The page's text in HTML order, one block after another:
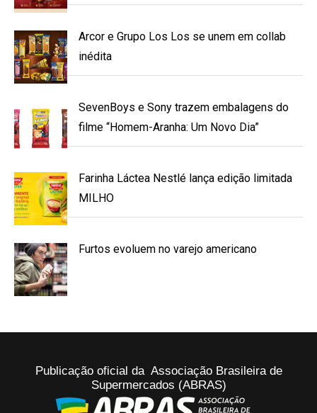
Arcor e Grupo Los Los se unem em collab
inédita
SevenBoys e Sony trazem embalagens do
filme “Homem-Aranha: Um Novo Dia”
Farinha Láctea Nestlé lança edição limitada
MILHO
Furtos evoluem no varejo americano
Publicação oficial da Associação Brasileira de
Supermercados (ABRAS)